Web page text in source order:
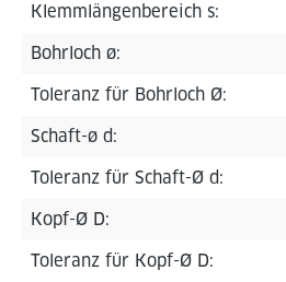
Klemmlängenbereich s:
Bohrloch ø:
Toleranz für Bohrloch Ø:
Schaft-ø d:
Toleranz für Schaft-Ø d:
Kopf-Ø D:
Toleranz für Kopf-Ø D: